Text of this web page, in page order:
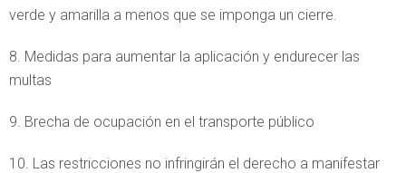
verde y amarilla a menos que se imponga un cierre.
8. Medidas para aumentar la aplicación y endurecer las
multas
9. Brecha de ocupación en el transporte público
10. Las restricciones no infringirán el derecho a manifestar